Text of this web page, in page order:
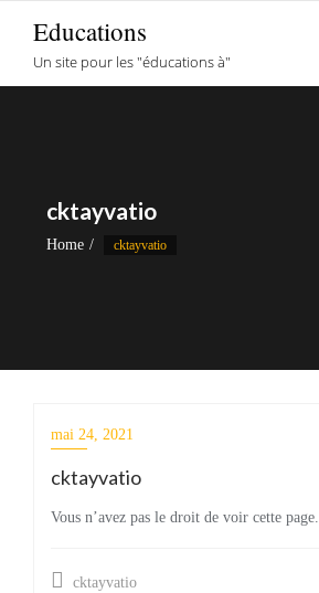
content
Educations
Un site pour les "éducations à"
cktayvatio
Home cktayvatio
mai 24, 2021
cktayvatio
Vous n’avez pas le droit de voir cette page.
cktayvatio